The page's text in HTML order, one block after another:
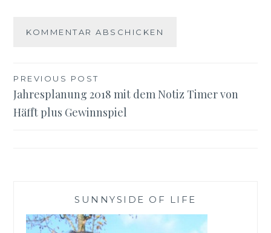
Beitragsnavigation
PREVIOUS POST
Jahresplanung 2018 mit dem Notiz Timer von
Häfft plus Gewinnspiel
SUNNYSIDE OF LIFE